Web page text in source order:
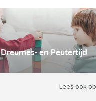
Dreumes- en Peutertijd
Lees ook op